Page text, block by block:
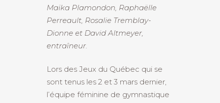
Maïka Plamondon, Raphaëlle
Perreault, Rosalie Tremblay-
Dionne et David Altmeyer,
entraîneur.
Lors des Jeux du Québec qui se
sont tenus les 2 et 3 mars dernier,
l’équipe féminine de gymnastique